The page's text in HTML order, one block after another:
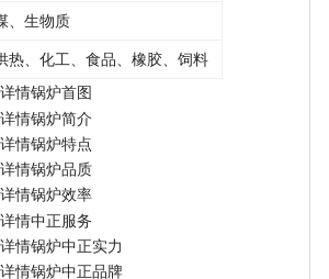
、生物质
热、化工、食品、橡胶、饲料